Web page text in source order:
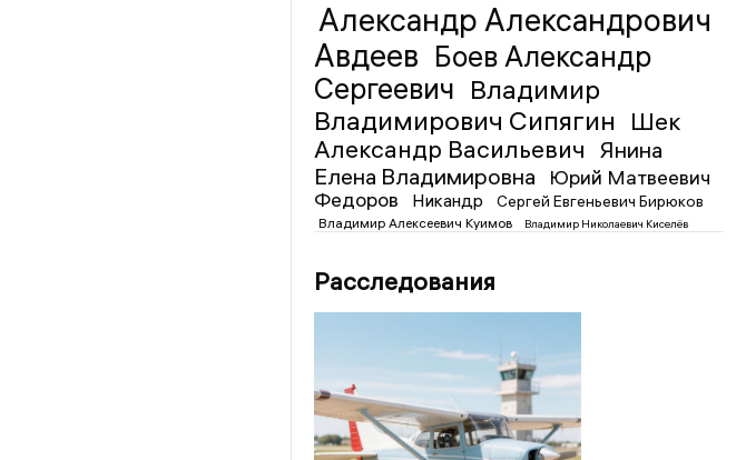
Александр Александрович
Авдеев Боев Александр
Сергеевич Владимир
Владимирович Сипягин Шек
Александр Васильевич
Янина
Елена Владимировна
Юрий Матвеевич
Федоров
Никандр Сергей Евгеньевич Бирюков
Владимир Алексеевич Куимов Владимир Николаевич Киселёв
Расследования